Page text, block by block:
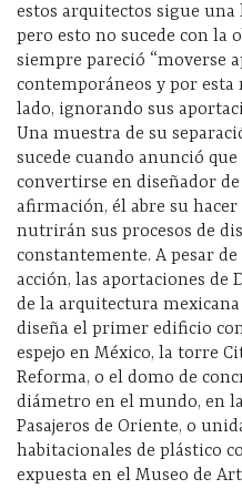
estos arquitectos sigue
pero esto no sucede con la
siempre pareció “moverse
contemporáneos y por esta
lado, ignorando sus
Una muestra de su
sucede cuando anunció
convertirse en diseñador de
afirmación, él abre su
nutrirán sus procesos de
constantemente. A pesar
acción, las aportaciones
de la arquitectura
diseña el primer edificio
espejo en México, la torre
Reforma, o el domo de
diámetro en el mundo, en
Pasajeros de Oriente, o
habitacionales de plástico
expuesta en el Museo de